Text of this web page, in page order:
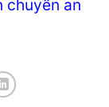
chuyển an